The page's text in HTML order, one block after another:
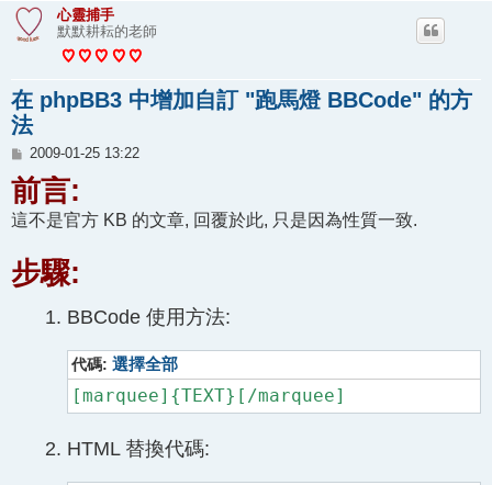
心靈捕手
默默耕耘的老師
在 phpBB3 中增加自訂 "跑馬燈 BBCode" 的方
法
文
2009-01-25 13:22
前言:
這不是官方 KB 的文章, 回覆於此, 只是因為性質一致.
步驟:
BBCode 使用方法:
代碼:選擇全部
[marquee]{TEXT}[/marquee]
HTML 替換代碼: